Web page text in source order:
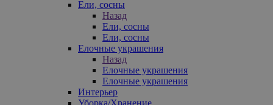
Ели, сосны
Назад
Ели, сосны
Ели, сосны
Елочные украшения
Назад
Елочные украшения
Елочные украшения
Интерьер
Уборка/Хранение